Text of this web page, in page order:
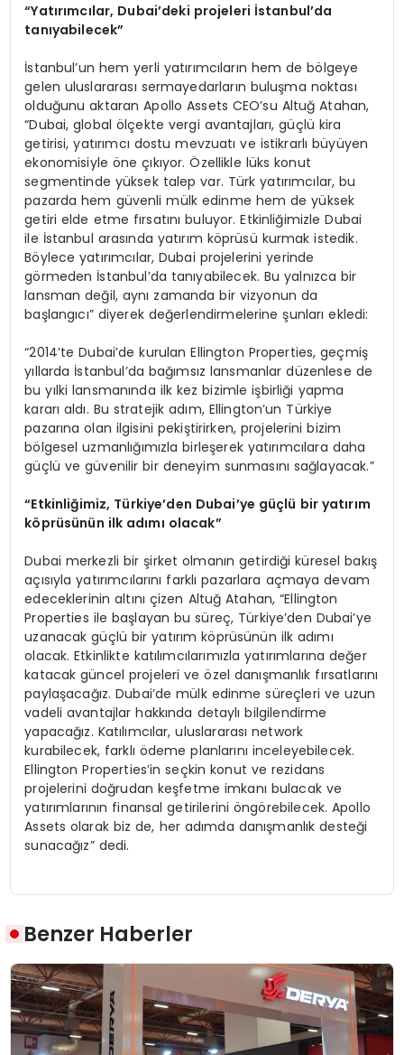
“Yatırımcılar, Dubai’deki projeleri İstanbul’da
tanıyabilecek”
İstanbul’un hem yerli yatırımcıların hem de bölgeye
gelen uluslararası sermayedarların buluşma noktası
olduğunu aktaran Apollo Assets CEO’su Altuğ Atahan,
“Dubai, global ölçekte vergi avantajları, güçlü kira
getirisi, yatırımcı dostu mevzuatı ve istikrarlı büyüyen
ekonomisiyle öne çıkıyor. Özellikle lüks konut
segmentinde yüksek talep var. Türk yatırımcılar, bu
pazarda hem güvenli mülk edinme hem de yüksek
getiri elde etme fırsatını buluyor. Etkinliğimizle Dubai
ile İstanbul arasında yatırım köprüsü kurmak istedik.
Böylece yatırımcılar, Dubai projelerini yerinde
görmeden İstanbul’da tanıyabilecek. Bu yalnızca bir
lansman değil, aynı zamanda bir vizyonun da
başlangıcı” diyerek değerlendirmelerine şunları ekledi:
“2014’te Dubai’de kurulan Ellington Properties, geçmiş
yıllarda İstanbul’da bağımsız lansmanlar düzenlese de
bu yılki lansmanında ilk kez bizimle işbirliği yapma
kararı aldı. Bu stratejik adım, Ellington’un Türkiye
pazarına olan ilgisini pekiştirirken, projelerini bizim
bölgesel uzmanlığımızla birleşerek yatırımcılara daha
güçlü ve güvenilir bir deneyim sunmasını sağlayacak.”
“Etkinliğimiz, Türkiye’den Dubai’ye güçlü bir yatırım
köprüsünün ilk adımı olacak”
Dubai merkezli bir şirket olmanın getirdiği küresel bakış
açısıyla yatırımcılarını farklı pazarlara açmaya devam
edeceklerinin altını çizen Altuğ Atahan, “Ellington
Properties ile başlayan bu süreç, Türkiye’den Dubai’ye
uzanacak güçlü bir yatırım köprüsünün ilk adımı
olacak. Etkinlikte katılımcılarımızla yatırımlarına değer
katacak güncel projeleri ve özel danışmanlık fırsatlarını
paylaşacağız. Dubai’de mülk edinme süreçleri ve uzun
vadeli avantajlar hakkında detaylı bilgilendirme
yapacağız. Katılımcılar, uluslararası network
kurabilecek, farklı ödeme planlarını inceleyebilecek.
Ellington Properties’in seçkin konut ve rezidans
projelerini doğrudan keşfetme imkanı bulacak ve
yatırımlarının finansal getirilerini öngörebilecek. Apollo
Assets olarak biz de, her adımda danışmanlık desteği
sunacağız” dedi.
Benzer Haberler